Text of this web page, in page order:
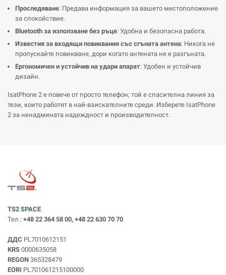
Проследяване: Предава информация за вашето местоположение
за спокойствие.
Bluetooth за използване без ръце: Удобна и безопасна работа.
Известия за входящи повиквания със сгъната антена: Никога не
пропускайте повикване, дори когато антената не е разгъната.
Ергономичен и устойчив на удари апарат: Удобен и устойчив
дизайн.
IsatPhone 2 е повече от просто телефон; той е спасителна линия за
тези, които работят в най-взискателните среди. Изберете IsatPhone
2 за ненадмината надеждност и производителност.
TS2 SPACE
Тел.: +48 22 364 58 00, +48 22 630 70 70
ДДС PL7010612151
KRS 0000635058
REGON 365328479
EORI PL701061215100000